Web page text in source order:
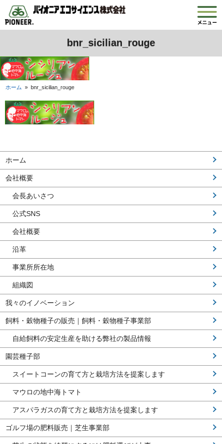
bnr_sicilian_rouge
ホーム »bnr_sicilian_rouge
ホーム
会社概要
会長あいさつ
公式SNS
会社概要
沿革
事業所所在地
組織図
我々のイノベーション
飼料・穀物種子の販売｜飼料・穀物種子事業部
自給飼料の安定生産を助ける弊社の製品情報
園芸種子部
スイートコーンの育て方と栽培方法を提案します
マウロの地中海トマト
アスパラガスの育て方と栽培方法を提案します
ゴルフ場の肥料販売｜芝生事業部